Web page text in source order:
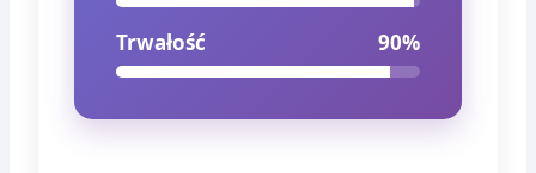
Trwałość 90%